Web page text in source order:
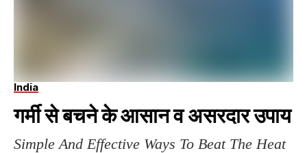
India
गर्मी से बचने के आसान व असरदार उपाय
Simple And Effective Ways To Beat The Heat